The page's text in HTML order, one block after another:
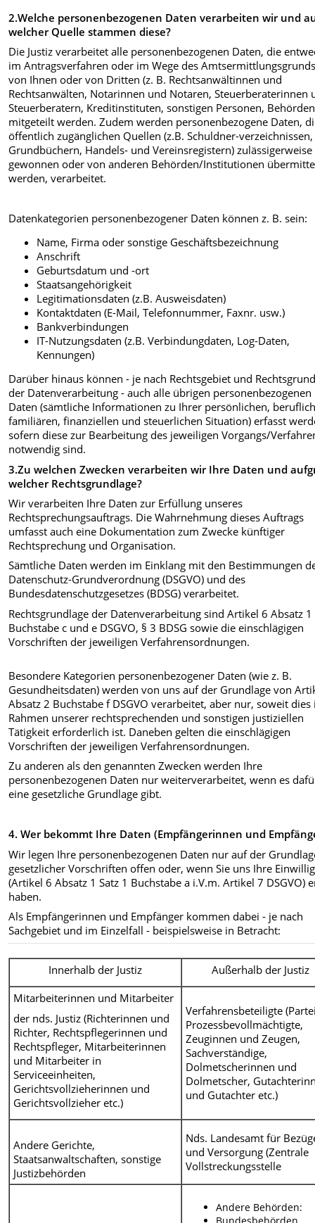
2.Welche personenbezogenen Daten verarbeiten wir und
welcher Quelle stammen diese?
Die Justiz verarbeitet alle personenbezogenen Daten, die
im Antragsverfahren oder im Wege des
von Ihnen oder von Dritten (z. B. Rechtsanwältinnen und
Rechtsanwälten, Notarinnen und Notaren, Steuerberaterinnen
Steuerberatern, Kreditinstituten, sonstigen Personen,
mitgeteilt werden. Zudem werden personenbezogene Daten,
öffentlich zugänglichen Quellen (z.B. Schuldner-verzeichnissen,
Grundbüchern, Handels- und Vereinsregistern) zulässigerweise
gewonnen oder von anderen Behörden/Institutionen
werden, verarbeitet.
Datenkategorien personenbezogener Daten können z. B. sein:
Name, Firma oder sonstige Geschäftsbezeichnung
Anschrift
Geburtsdatum und -ort
Staatsangehörigkeit
Legitimationsdaten (z.B. Ausweisdaten)
Kontaktdaten (E-Mail, Telefonnummer, Faxnr. usw.)
Bankverbindungen
IT-Nutzungsdaten (z.B. Verbindungdaten, Log-Daten,
Kennungen)
Darüber hinaus können - je nach Rechtsgebiet und
der Datenverarbeitung - auch alle übrigen personenbezogenen
Daten (sämtliche Informationen zu Ihrer persönlichen,
familiären, finanziellen und steuerlichen Situation) erfasst
sofern diese zur Bearbeitung des jeweiligen Vorgangs/
notwendig sind.
3.Zu welchen Zwecken verarbeiten wir Ihre Daten und
welcher Rechtsgrundlage?
Wir verarbeiten Ihre Daten zur Erfüllung unseres
Rechtsprechungsauftrags. Die Wahrnehmung dieses Auftrags
umfasst auch eine Dokumentation zum Zwecke künftiger
Rechtsprechung und Organisation.
Sämtliche Daten werden im Einklang mit den Bestimmungen
Datenschutz-Grundverordnung (DSGVO) und des
Bundesdatenschutzgesetzes (BDSG) verarbeitet.
Rechtsgrundlage der Datenverarbeitung sind Artikel 6 Absatz 1
Buchstabe c und e DSGVO, § 3 BDSG sowie die einschlägigen
Vorschriften der jeweiligen Verfahrensordnungen.
Besondere Kategorien personenbezogener Daten (wie z. B.
Gesundheitsdaten) werden von uns auf der Grundlage von
Absatz 2 Buchstabe f DSGVO verarbeitet, aber nur, soweit dies
Rahmen unserer rechtsprechenden und sonstigen justiziellen
Tätigkeit erforderlich ist. Daneben gelten die einschlägigen
Vorschriften der jeweiligen Verfahrensordnungen.
Zu anderen als den genannten Zwecken werden Ihre
personenbezogenen Daten nur weiterverarbeitet, wenn es
eine gesetzliche Grundlage gibt.
4. Wer bekommt Ihre Daten (Empfängerinnen und
Wir legen Ihre personenbezogenen Daten nur auf der
gesetzlicher Vorschriften offen oder, wenn Sie uns Ihre
(Artikel 6 Absatz 1 Satz 1 Buchstabe a i.V.m. Artikel 7 DSGVO)
haben.
Als Empfängerinnen und Empfänger kommen dabei - je nach
Sachgebiet und im Einzelfall - beispielsweise in Betracht:
Innerhalb der Justiz
Außerhalb der Justiz
Mitarbeiterinnen und Mitarbeiter
der nds. Justiz (Richterinnen und
Richter, Rechtspflegerinnen und
Rechtspfleger, Mitarbeiterinnen
und Mitarbeiter in
Serviceeinheiten,
Gerichtsvollzieherinnen und
Gerichtsvollzieher etc.)
Verfahrensbeteiligte
Prozessbevollmächtigte,
Zeuginnen und Zeugen,
Sachverständige,
Dolmetscherinnen und
Dolmetscher,
und Gutachter etc.)
Andere Gerichte,
Staatsanwaltschaften, sonstige
Justizbehörden
Nds. Landesamt für
und Versorgung (Zentrale
Vollstreckungsstelle
Andere Behörden: